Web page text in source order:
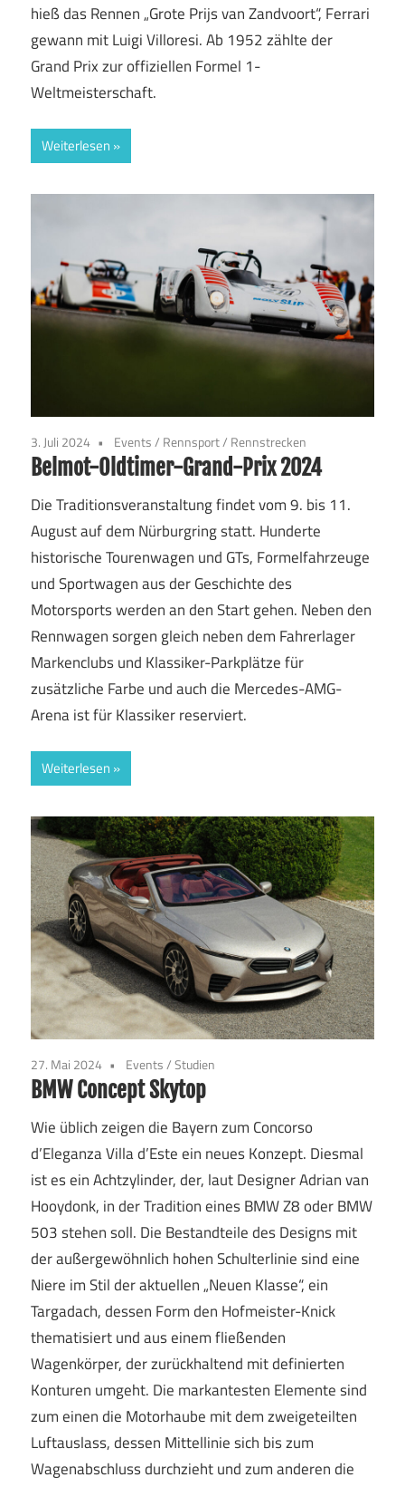
hieß das Rennen „Grote Prijs van Zandvoort“, Ferrari
gewann mit Luigi Villoresi. Ab 1952 zählte der
Grand Prix zur offiziellen Formel 1-
Weltmeisterschaft.
Weiterlesen
3. Juli 2024 Events/ Rennsport/ Rennstrecken
Belmot-Oldtimer-Grand-Prix 2024
Die Traditionsveranstaltung findet vom 9. bis 11.
August auf dem Nürburgring statt. Hunderte
historische Tourenwagen und GTs, Formelfahrzeuge
und Sportwagen aus der Geschichte des
Motorsports werden an den Start gehen. Neben den
Rennwagen sorgen gleich neben dem Fahrerlager
Markenclubs und Klassiker-Parkplätze für
zusätzliche Farbe und auch die Mercedes-AMG-
Arena ist für Klassiker reserviert.
Weiterlesen
27. Mai 2024 Events/Studien
BMW Concept Skytop
Wie üblich zeigen die Bayern zum Concorso
d’Eleganza Villa d’Este ein neues Konzept. Diesmal
ist es ein Achtzylinder, der, laut Designer Adrian van
Hooydonk, in der Tradition eines BMW Z8 oder BMW
503 stehen soll. Die Bestandteile des Designs mit
der außergewöhnlich hohen Schulterlinie sind eine
Niere im Stil der aktuellen „Neuen Klasse“, ein
Targadach, dessen Form den Hofmeister-Knick
thematisiert und aus einem fließenden
Wagenkörper, der zurückhaltend mit definierten
Konturen umgeht. Die markantesten Elemente sind
zum einen die Motorhaube mit dem zweigeteilten
Luftauslass, dessen Mittellinie sich bis zum
Wagenabschluss durchzieht und zum anderen die